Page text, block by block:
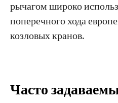
рычагом широко
поперечного хода
козловых кранов.
Часто